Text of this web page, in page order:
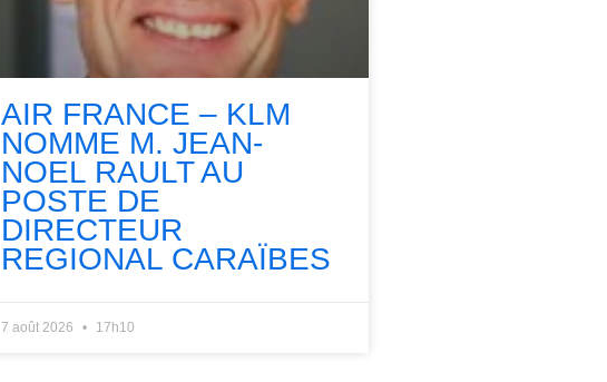
AIR FRANCE – KLM
NOMME M. JEAN-
NOEL RAULT AU
POSTE DE
DIRECTEUR
REGIONAL CARAÏBES
7 août 2026 17h10